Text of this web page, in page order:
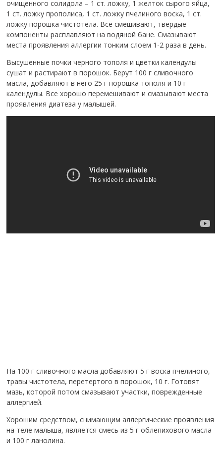
очищенного солидола – 1 ст. ложку, 1 желток сырого яйца,
1 ст. ложку прополиса, 1 ст. ложку пчелиного воска, 1 ст.
ложку порошка чистотела. Все смешивают, твердые
компоненты расплавляют на водяной бане. Смазывают
места проявления аллергии тонким слоем 1-2 раза в день.
Высушенные почки черного тополя и цветки календулы
сушат и растирают в порошок. Берут 100 г сливочного
масла, добавляют в него 25 г порошка тополя и 10 г
календулы. Все хорошо перемешивают и смазывают места
проявления диатеза у малышей.
На 100 г сливочного масла добавляют 5 г воска пчелиного,
травы чистотела, перетертого в порошок, 10 г. Готовят
мазь, которой потом смазывают участки, поврежденные
аллергией.
Хорошим средством, снимающим аллергические проявления
на теле малыша, является смесь из 5 г облепихового масла
и 100 г ланолина.